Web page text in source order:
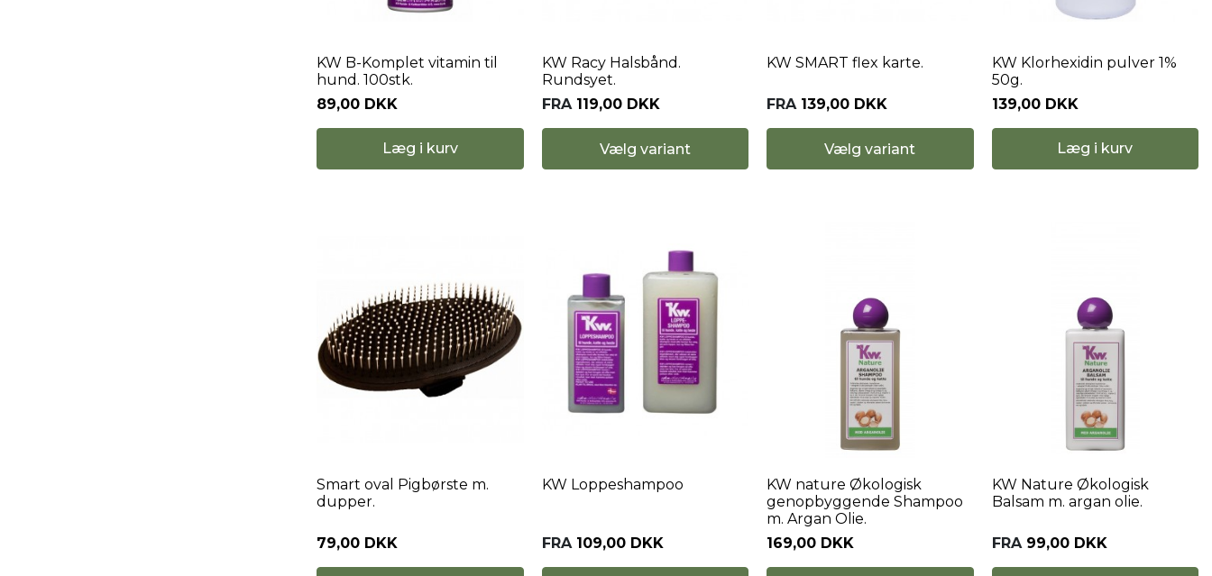
KW B-Komplet vitamin til
hund. 100stk.
89,00 DKK
Læg i kurv
KW Racy Halsbånd.
Rundsyet.
FRA 119,00 DKK
Vælg variant
KW SMART flex karte.
FRA 139,00 DKK
Vælg variant
KW Klorhexidin pulver 1%
50g.
139,00 DKK
Læg i kurv
Smart oval Pigbørste m.
dupper.
79,00 DKK
KW Loppeshampoo
FRA 109,00 DKK
KW nature Økologisk
genopbyggende Shampoo
m. Argan Olie.
169,00 DKK
KW Nature Økologisk
Balsam m. argan olie.
FRA 99,00 DKK